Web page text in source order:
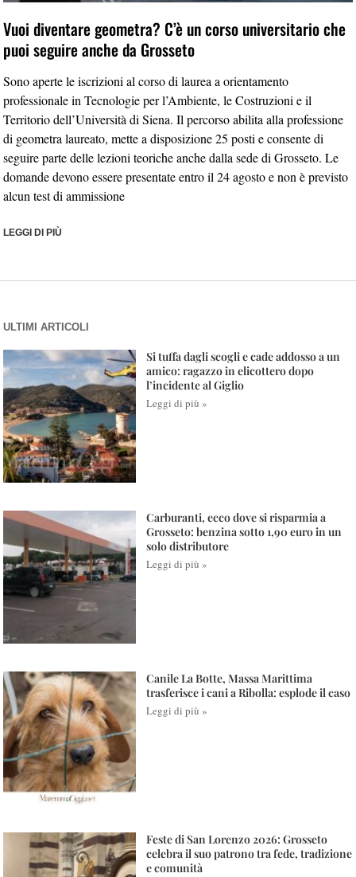
Vuoi diventare geometra? C’è un corso universitario che
puoi seguire anche da Grosseto
Sono aperte le iscrizioni al corso di laurea a orientamento
professionale in Tecnologie per l’Ambiente, le Costruzioni e il
Territorio dell’Università di Siena. Il percorso abilita alla professione
di geometra laureato, mette a disposizione 25 posti e consente di
seguire parte delle lezioni teoriche anche dalla sede di Grosseto. Le
domande devono essere presentate entro il 24 agosto e non è previsto
alcun test di ammissione
LEGGI DI PIÙ
ULTIMI ARTICOLI
Si tuffa dagli scogli e cade addosso a un
amico: ragazzo in elicottero dopo
l’incidente al Giglio
Leggi di più »
Carburanti, ecco dove si risparmia a
Grosseto: benzina sotto 1,90 euro in un
solo distributore
Leggi di più »
Canile La Botte, Massa Marittima
trasferisce i cani a Ribolla: esplode il caso
Leggi di più »
Feste di San Lorenzo 2026: Grosseto
celebra il suo patrono tra fede, tradizione
e comunità